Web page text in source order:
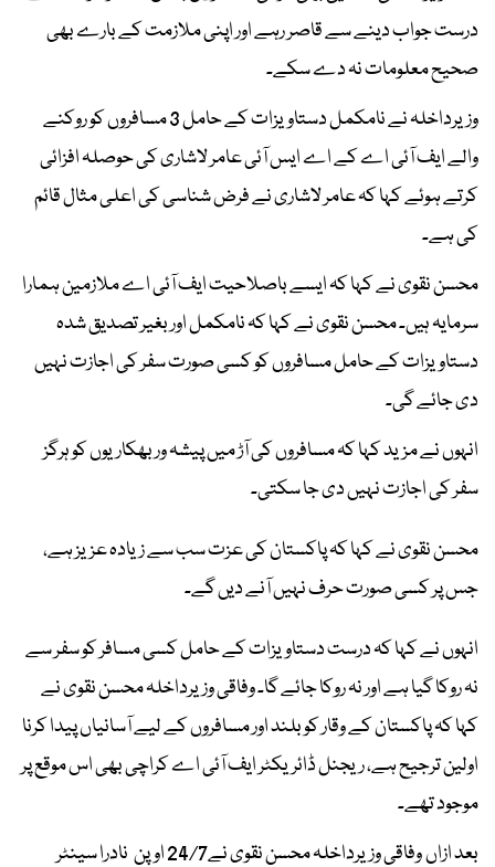
درست جواب دینے سے قاصر رہے اور اپنی ملازمت کے بارے بھی
صحیح معلومات نہ دے سکے۔
وزیرداخلہ نے نامکمل دستاویزات کے حامل 3 مسافروں کو روکنے
والے ایف آئی اے کے اے ایس آئی عامر لاشاری کی حوصلہ افزائی
کرتے ہوئے کہا کہ عامر لاشاری نے فرض شناسی کی اعلی مثال قائم
کی ہے۔
محسن نقوی نے کہا کہ ایسے باصلاحیت ایف آئی اے ملازمین ہمارا
سرمایہ ہیں۔ محسن نقوی نے کہا کہ نامکمل اور بغیر تصدیق شدہ
دستاویزات کے حامل مسافروں کو کسی صورت سفر کی اجازت نہیں
دی جائے گی۔
انہوں نے مزید کہا کہ مسافروں کی آڑ میں پیشہ ور بھکاریوں کو ہرگز
سفر کی اجازت نہیں دی جا سکتی۔
محسن نقوی نے کہا کہ پاکستان کی عزت سب سے زیادہ عزیز ہے،
جس پر کسی صورت حرف نہیں آنے دیں گے۔
انہوں نے کہا کہ درست دستاویزات کے حامل کسی مسافر کو سفر سے
نہ روکا گیا ہے اور نہ روکا جائے گا۔ وفاقی وزیرداخلہ محسن نقوی نے
کہا کہ پاکستان کے وقار کو بلند اور مسافروں کے لیے آسانیاں پیدا کرنا
اولین ترجیح ہے، ریجنل ڈائریکٹر ایف آئی اے کراچی بھی اس موقع پر
موجود تھے۔
بعد ازاں وفاقی وزیرداخلہ محسن نقوی نے24/7 اوپن نادرا سینٹر